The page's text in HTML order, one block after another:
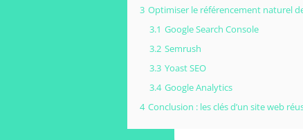
3 Optimiser le référencement naturel
3.1 Google Search Console
3.2 Semrush
3.3 Yoast SEO
3.4 Google Analytics
4 Conclusion : les clés d’un site web